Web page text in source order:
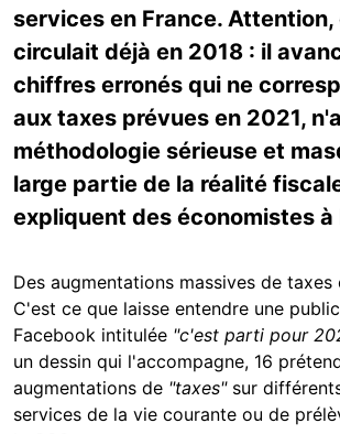
services en France. Attention,
circulait déjà en 2018 : il
chiffres erronés qui ne
aux taxes prévues en 2021,
méthodologie sérieuse et
large partie de la réalité
expliquent des économistes à
Des augmentations massives de taxes
C'est ce que laisse entendre une
Facebook intitulée "c'est parti pour
un dessin qui l'accompagne, 16
augmentations de "taxes"sur
services de la vie courante ou de